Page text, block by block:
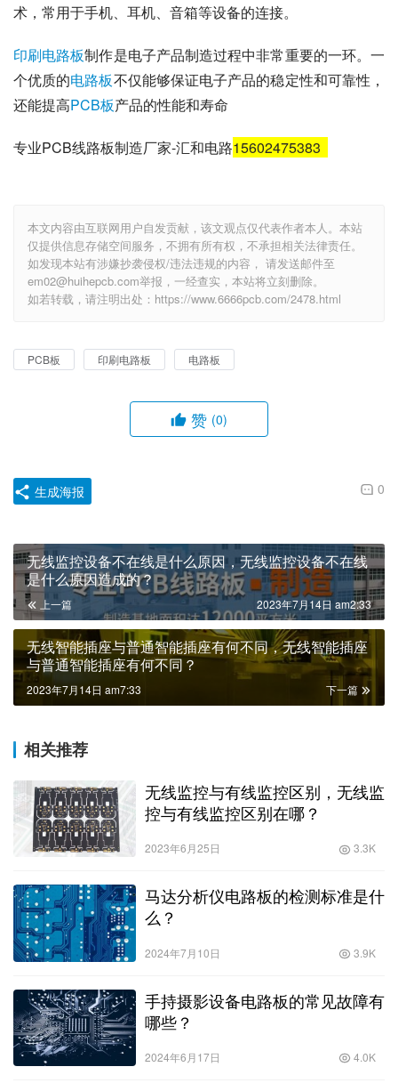
术，常用于手机、耳机、音箱等设备的连接。
印刷电路板制作是电子产品制造过程中非常重要的一环。一
个优质的电路板不仅能够保证电子产品的稳定性和可靠性，
还能提高PCB板产品的性能和寿命
专业PCB线路板制造厂家-汇和电路15602475383
本文内容由互联网用户自发贡献，该文观点仅代表作者本人。本站
仅提供信息存储空间服务，不拥有所有权，不承担相关法律责任。
如发现本站有涉嫌抄袭侵权/违法违规的内容， 请发送邮件至
em02@huihepcb.com举报，一经查实，本站将立刻删除。
如若转载，请注明出处：https://www.6666pcb.com/2478.html
PCB板 印刷电路板 电路板
赞 (0)
0
生成海报
无线监控设备不在线是什么原因，无线监控设备不在线
是什么原因造成的？
上一篇 2023年7月14日 am2:33
无线智能插座与普通智能插座有何不同，无线智能插座
与普通智能插座有何不同？
下一篇
2023年7月14日 am7:33
相关推荐
无线监控与有线监控区别，无线监
控与有线监控区别在哪？
2023年6月25日 3.3K
马达分析仪电路板的检测标准是什
么？
2024年7月10日 3.9K
手持摄影设备电路板的常见故障有
哪些？
2024年6月17日 4.0K